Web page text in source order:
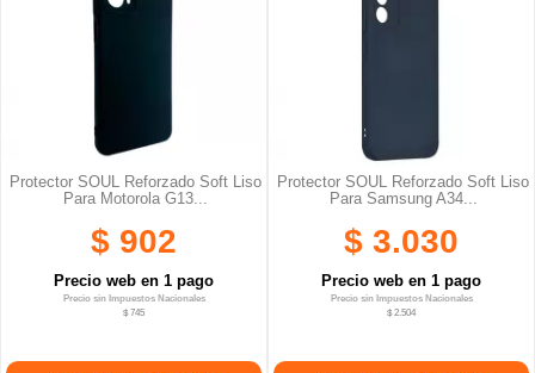
Protector SOUL Reforzado Soft Liso
Para Motorola G13...
$ 902
Precio web en 1 pago
Precio sin Impuestos Nacionales
$ 745
Protector SOUL Reforzado Soft Liso
Para Samsung A34...
$ 3.030
Precio web en 1 pago
Precio sin Impuestos Nacionales
$ 2.504